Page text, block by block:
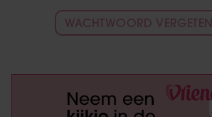
WACHTWOORD VERGETEN